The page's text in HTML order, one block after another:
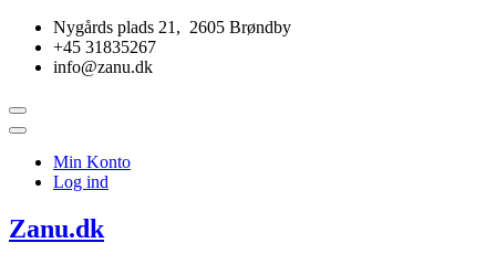
Skip
content
Nygårds plads 21, 2605 Brøndby
+45 31835267
info@zanu.dk
Topbar
Menu
Min Konto
Log ind
Zanu.dk